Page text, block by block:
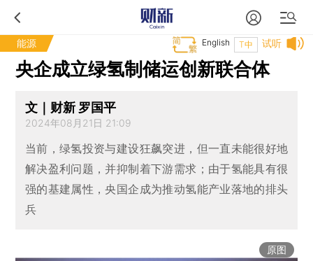
能源 试听
T中
English
央企成立绿氢制储运创新联合体
文｜财新 罗国平
2024年08月21日 21:09
当前，绿氢投资与建设狂飙突进，但一直未能很好地
解决盈利问题，并抑制着下游需求；由于氢能具有很
强的基建属性，央国企成为推动氢能产业落地的排头
兵
原图